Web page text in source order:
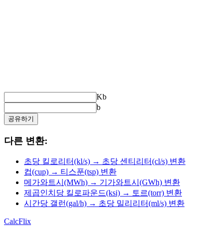
Kb
b
공유하기
다른 변환:
초당 킬로리터(kl/s) → 초당 센티리터(cl/s) 변환
컵(cup) → 티스푼(tsp) 변환
메가와트시(MWh) → 기가와트시(GWh) 변환
제곱인치당 킬로파운드(ksi) → 토르(torr) 변환
시간당 갤런(gal/h) → 초당 밀리리터(ml/s) 변환
CalcFlix